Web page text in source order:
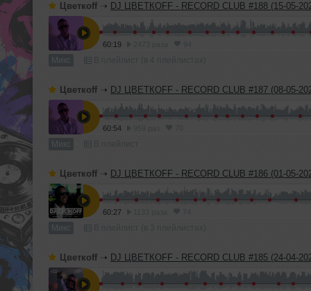
Цветкоff ➝ DJ ЦВЕТКОFF - RECORD CLUB #188 (15-05-
60:19
Микс
Цветкоff ➝ DJ ЦВЕТКОFF - RECORD CLUB #187 (08-05-
60:54
Микс
Цветкоff ➝ DJ ЦВЕТКОFF - RECORD CLUB #186 (01-05-
60:27
Микс
Цветкоff ➝ DJ ЦВЕТКОFF - RECORD CLUB #185 (24-04-